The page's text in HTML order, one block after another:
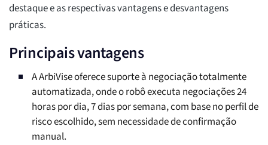
destaque e as respectivas vantagens e desvantagens
práticas.
Principais vantagens
A ArbiVise oferece suporte à negociação totalmente
automatizada, onde o robô executa negociações 24
horas por dia, 7 dias por semana, com base no perfil de
risco escolhido, sem necessidade de confirmação
manual.